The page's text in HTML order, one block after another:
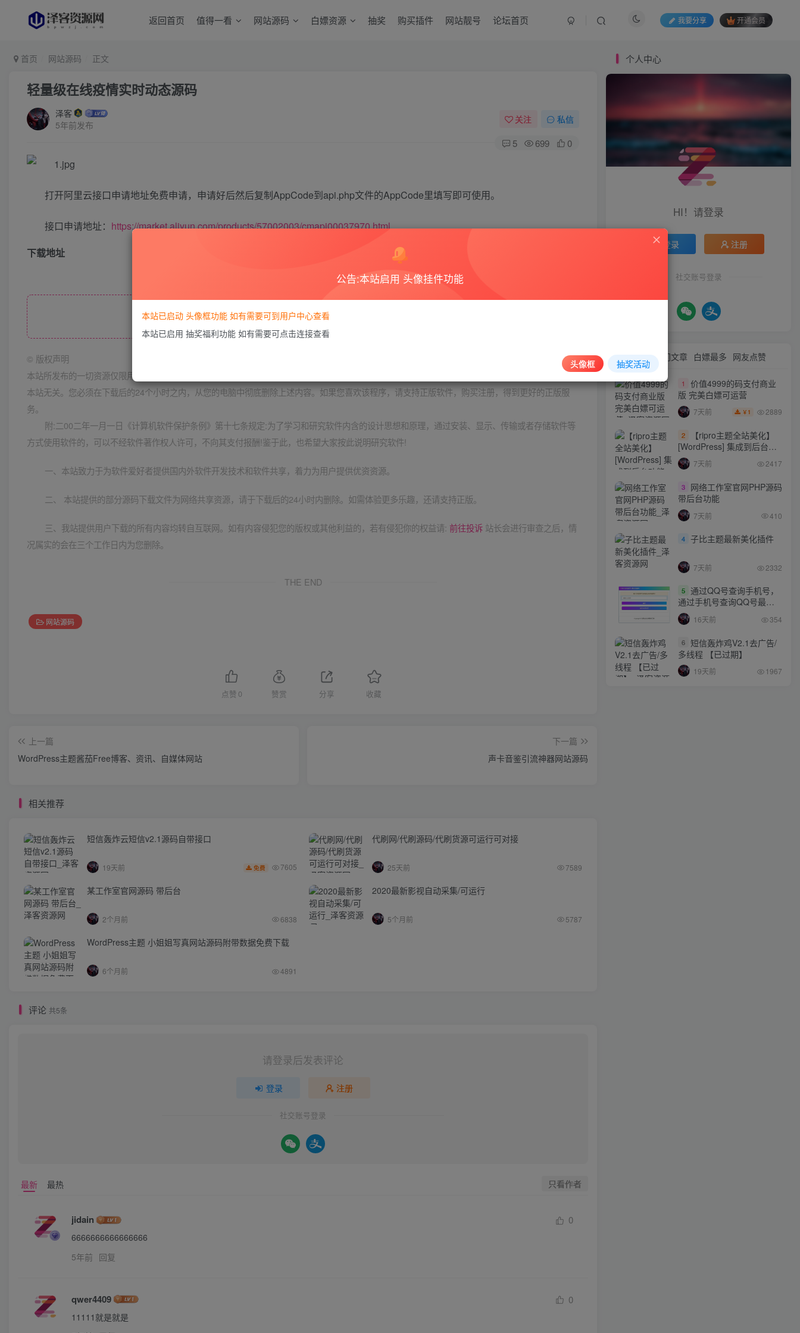
返回首页 值得一看 网站源码 白嫖资源 抽奖 购买插件 网站靓号 论坛首页 我要分享 开通会员
首页 网站源码 正文
轻量级在线疫情实时动态源码
泽客
5年前发布
关注 私信
5 699 0
打开阿里云接口申请地址免费申请，申请好后然后复制AppCode到api.php文件的AppCode里填写即可使用。
接口申请地址： https://market.aliyun.com/products/57002003/cmapi00037970.html
下载地址
此处内容已隐藏，请评论后刷新页面查看.
© 版权声明
本站所发布的一切资源仅限用于学习和研究目的;不得将上述内容用于商业或者非法用途，否则，一切后果请用户自负。本站信息来自网络，版权争议与
本站无关。您必须在下载后的24个小时之内，从您的电脑中彻底删除上述内容。如果您喜欢该程序，请支持正版软件，购买注册，得到更好的正版服
务。
附:二00二年一月一日《计算机软件保护条例》第十七条规定:为了学习和研究软件内含的设计思想和原理，通过安装、显示、传输或者存储软件等
方式使用软件的，可以不经软件著作权人许可，不向其支付报酬!鉴于此，也希望大家按此说明研究软件!
一、本站致力于为软件爱好者提供国内外软件开发技术和软件共享，着力为用户提供优资资源。
二、 本站提供的部分源码下载文件为网络共享资源，请于下载后的24小时内删除。如需体验更多乐趣，还请支持正版。
三、我站提供用户下载的所有内容均转自互联网。如有内容侵犯您的版权或其他利益的，若有侵犯你的权益请: 前往投诉 站长会进行审查之后，情
况属实的会在三个工作日内为您删除。
THE END
网站源码
点赞 0 赞赏 分享 收藏
上一篇
WordPress主题酱茄Free博客、资讯、自媒体网站
下一篇
声卡音鉴引流神器网站源码
相关推荐
短信轰炸云短信v2.1源码自带接口
19天前 免费 7605
代刷网/代刷源码/代刷货源可运行可对接
25天前 7589
某工作室官网源码 带后台
2个月前 6838
2020最新影视自动采集/可运行
5个月前 5787
WordPress主题 小姐姐写真网站源码附带数据免费下载
6个月前 4891
评论 共5条
请登录后发表评论
登录 注册
社交账号登录
最新 最热 只看作者
jidain 0
6666666666666666
5年前 回复
qwer4409 0
11111就是就是
个人中心
HI！请登录
登录 注册
社交账号登录
热门文章 白嫖最多 网友点赞
1
价值4999的码支付商业
版 完美白嫖可运营
7天前 ￥ 1 2889
2
【ripro主题全站美化】
[WordPress] 集成到后台功
能的全站美化包
WordPress…
7天前 2417
3
网络工作室官网PHP源码
带后台功能
7天前 410
4 子比主题最新美化插件
7天前 2332
5 通过QQ号查询手机号，
通过手机号查询QQ号最新
网站源码
16天前 354
6 短信轰炸鸡V2.1去广告/
多线程 【已过期】
19天前 1967
公告:本站启用 头像挂件功能
本站已启动 头像框功能 如有需要可到用户中心查看
本站已启用 抽奖福利功能 如有需要可点击连接查看
头像框 抽奖活动